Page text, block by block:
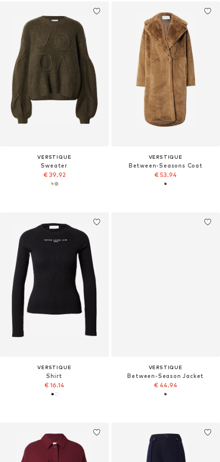
VERSTIQUE
Sweater
€ 39.92
VERSTIQUE
Between-Seasons Coat
€ 53.94
VERSTIQUE
Shirt
€ 16.14
VERSTIQUE
Between-Season Jacket
€ 44.94